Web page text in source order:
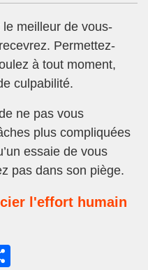
meilleur de vous-
Permettez-
à tout moment,
culpabilité.
ne pas vous
plus compliquées
essaie de vous
pas dans son piège.
l'effort humain